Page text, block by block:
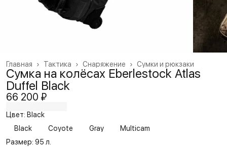
Сумки и рюкзаки
Снаряжение ›
Тактика ›
Главная ›
Сумка на колёсах Eberlestock Atlas
Duffel Black
66 200 ₽
Цвет: Black
Black
Coyote Gray
Multicam
Размер: 95 л.